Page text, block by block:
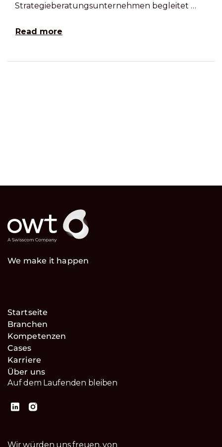
Strategieberatungsunternehmen begleitet …
Read more
We make it happen
Startseite
Branchen
Kompetenzen
Cases
Karriere
Über uns
Auf dem Laufenden bleiben
Wir würden uns freuen, von